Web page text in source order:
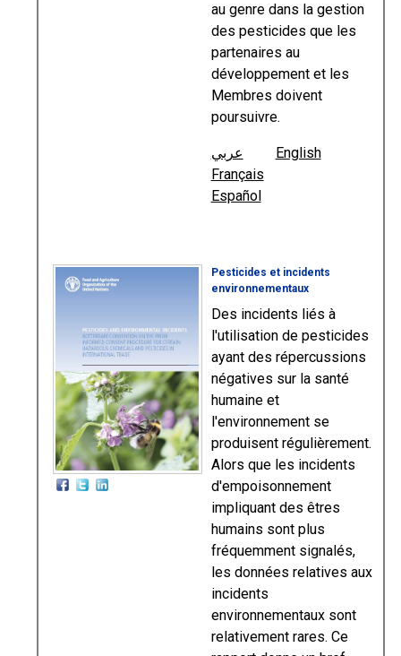
au genre dans la gestion
des pesticides que les
partenaires au
développement et les
Membres doivent
poursuivre.
عربي
English
Français
Español
Pesticides et incidents
environnementaux
Des incidents liés à
l'utilisation de pesticides
ayant des répercussions
négatives sur la santé
humaine et
l'environnement se
produisent régulièrement.
Alors que les incidents
d'empoisonnement
impliquant des êtres
humains sont plus
fréquemment signalés,
les données relatives aux
incidents
environnementaux sont
relativement rares. Ce